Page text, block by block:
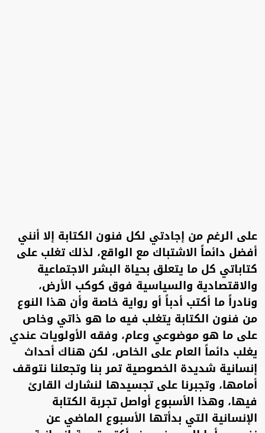
على الرغم من إجادتي لكل فنون الكتابة إلا أنني
أفضل دائماً الاشتباك مع الواقع، لذلك تغلب على
كتاباتي كل ما يتعلق بحياة البشر الاجتماعية
والاقتصادية والسياسية فوق كوكب الأرض،
ونادراً ما أكتب أدباً أو رواية خاصة وأن هذا النوع
من فنون الكتابة يتغلب فيه ما هو ذاتي وخاص
على ما هو موضوعي وعام، وفقه الأولويات عندي
يغلب دائماً العام على الخاص، لكن هناك أحداث
إنسانية شديدة الخصوصية تمر بنا وتجعلنا نتوقف
أمامها، وتجبرنا على تجسيدها لنشارك القارئ
فيها، وهذا الأسبوع أواصل تجربة الكتابة
الإنسانية التي بدأتها الأسبوع الماضي عن